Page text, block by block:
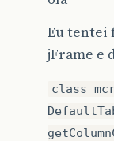
Eu tentei
jFrame e
class